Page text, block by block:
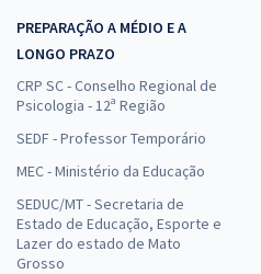
PREPARAÇÃO A MÉDIO E A
LONGO PRAZO
CRP SC - Conselho Regional de
Psicologia - 12ª Região
SEDF - Professor Temporário
MEC - Ministério da Educação
SEDUC/MT - Secretaria de
Estado de Educação, Esporte e
Lazer do estado de Mato
Grosso